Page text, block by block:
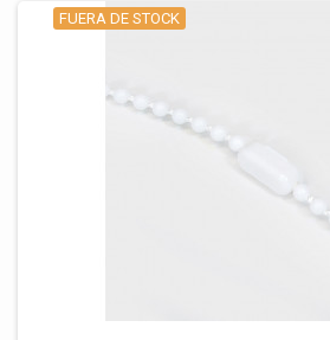
FUERA DE STOCK